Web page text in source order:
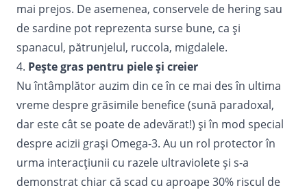
mai prejos. De asemenea, conservele de hering sau
de sardine pot reprezenta surse bune, ca și
spanacul, pătrunjelul, ruccola, migdalele.
4. Pește gras pentru piele și creier
Nu întâmplător auzim din ce în ce mai des în ultima
vreme despre grăsimile benefice (sună paradoxal,
dar este cât se poate de adevărat!) și în mod special
despre acizii graşi Omega-3. Au un rol protector în
urma interacțiunii cu razele ultraviolete și s-a
demonstrat chiar că scad cu aproape 30% riscul de